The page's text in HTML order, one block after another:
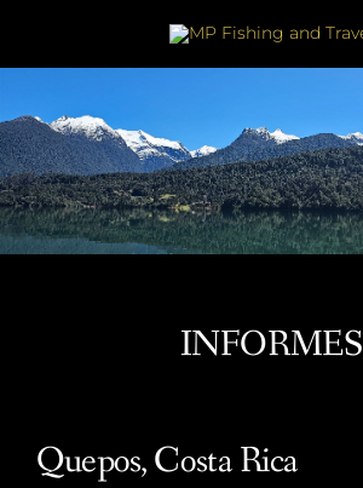
Destinos
Paquetes de viajes
INFORMES
Quepos, Costa Rica